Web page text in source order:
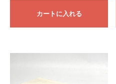
カートに入れる